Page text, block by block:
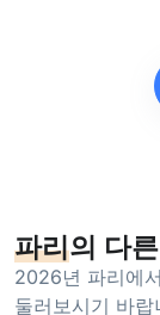
파리의 다
2026년 파리에
둘러보시기 바랍